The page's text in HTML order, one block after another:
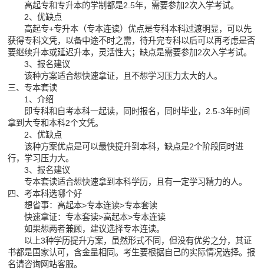
高起专和专升本的学制都是2.5年，需要参加2次入学考试。
2、优缺点
高起专+专升本（专本连读）优点是专科本科过渡明显，可以先
获得专科文凭，以备中途不时之需，待升完专科以后可以再考虑是否
要继续升本或延迟升本，灵活性大；缺点是需要参加2次入学考试。
3、报名建议
该种方案适合想快速拿证，且不想学习压力太大的人。
三、专本套读
1、介绍
即专科和自考本科一起读，同时报名，同时毕业，2.5-3年时间
拿到大专和本科2个文凭。
2、优缺点
该种方案优点是可以最快提升到本科，缺点是2个阶段同时进
行，学习压力大。
3、报名建议
专本套读适合想快速拿到本科学历，且有一定学习精力的人。
四、考本科选哪个好
想省事：高起本>专本连读>专本套读
快速拿证：专本套读>高起本>专本连读
如果想两者兼顾，建议选择专本连读。
以上3种学历提升方案，虽然形式不同，但没有优劣之分，其证
书都是国家认可，含金量相同。考生要根据自己的实际情况选择。报
名请咨询网站客服。